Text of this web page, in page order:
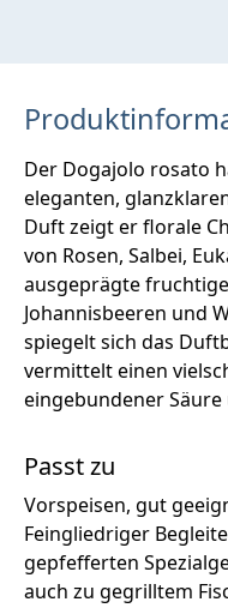
Der Dogajolo rosato
eleganten,
Duft zeigt er florale
von Rosen, Salbei,
ausgeprägte
Johannisbeeren und
spiegelt sich das
vermittelt einen
eingebundener
Passt zu
Vorspeisen, gut
Feingliedriger
gepfefferten
auch zu gegrilltem